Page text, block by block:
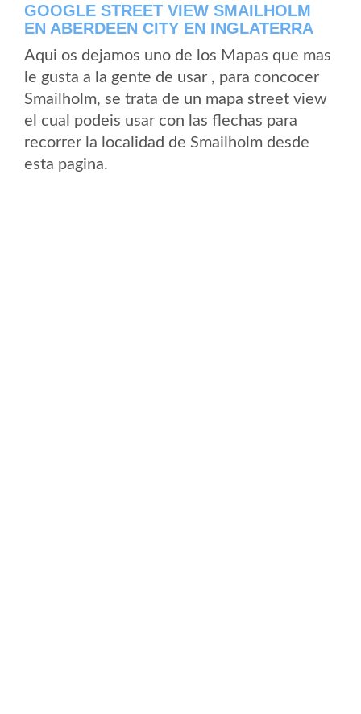
GOOGLE STREET VIEW SMAILHOLM
EN ABERDEEN CITY EN INGLATERRA
Aqui os dejamos uno de los Mapas que mas
le gusta a la gente de usar , para concocer
Smailholm, se trata de un mapa street view
el cual podeis usar con las flechas para
recorrer la localidad de Smailholm desde
esta pagina.